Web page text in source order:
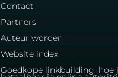
Contact
Partners
Auteur worden
Website index
Goedkope linkbuilding: hoe